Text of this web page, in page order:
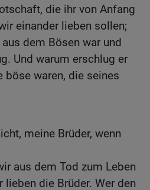
die ihr von Anfang
einander lieben sollen;
dem Bösen war und
Und warum erschlug er
böse waren, die seines
meine Brüder, wenn
aus dem Tod zum Leben
die Brüder. Wer den